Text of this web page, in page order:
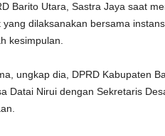
Barito Utara, Sastra Jaya saat
dilaksanakan bersama
kesimpulan.
ungkap dia, DPRD Kabupaten
Datai Nirui dengan Sekretaris